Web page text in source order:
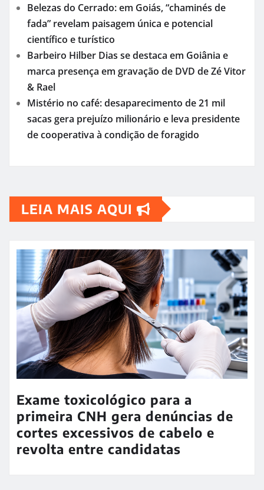
Belezas do Cerrado: em Goiás, “chaminés de
fada” revelam paisagem única e potencial
científico e turístico
Barbeiro Hilber Dias se destaca em Goiânia e
marca presença em gravação de DVD de Zé Vitor
& Rael
Mistério no café: desaparecimento de 21 mil
sacas gera prejuízo milionário e leva presidente
de cooperativa à condição de foragido
LEIA MAIS AQUI
Exame toxicológico para a
primeira CNH gera denúncias de
cortes excessivos de cabelo e
revolta entre candidatas